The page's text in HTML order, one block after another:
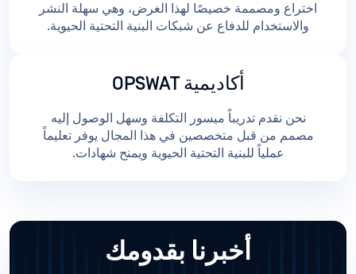
اختراع ومصممة خصيصًا لهذا الغرض، وهي سهلة النشر
والاستخدام للدفاع عن شبكات البنية التحتية الحيوية.
أكاديمية OPSWAT
نحن نقدم تدريباً ميسور التكلفة وسهل الوصول إليه
مصمم من قبل متخصصين في هذا المجال يوفر تعليماً
عملياً للبنية التحتية الحيوية ويمنح شهادات.
أخبرنا بقدومك